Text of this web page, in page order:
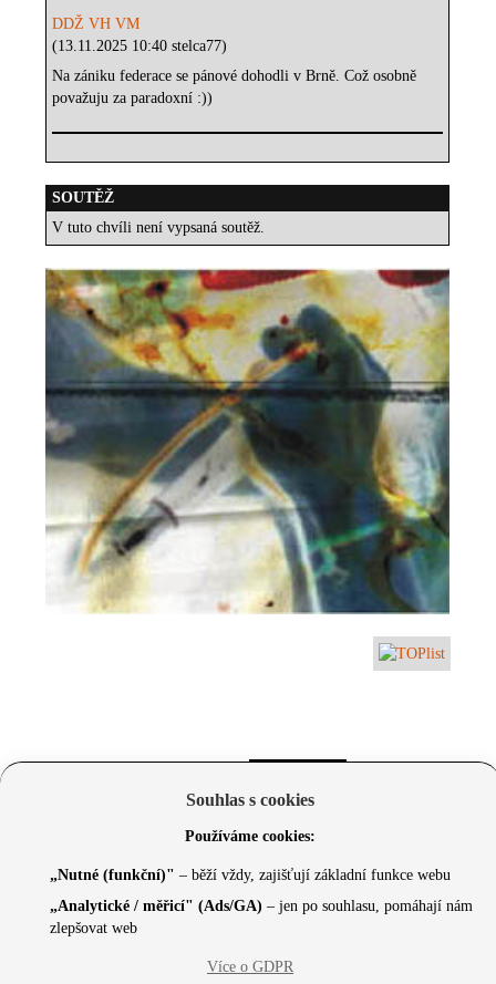
DDŽ VH VM
(13.11.2025 10:40 stelca77)
Na zániku federace se pánové dohodli v Brně. Což osobně
považuju za paradoxní :))
SOUTĚŽ
V tuto chvíli není vypsaná soutěž.
© 2026 Czechcore.cz | Scripted by Sonic (
Souhlas s cookies
Používáme cookies:
„Nutné (funkční)" – běží vždy, zajišťují základní funkce webu
„Analytické / měřicí" (Ads/GA) – jen po souhlasu, pomáhají nám
zlepšovat web
Více o GDPR